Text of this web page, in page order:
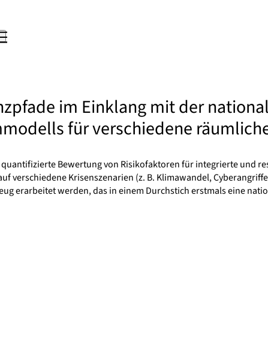
im Einklang mit der
für verschiedene
quantifizierte Bewertung von Risikofaktoren für integrierte und
verschiedene Krisenszenarien (z. B. Klimawandel,
erarbeitet werden, das in einem Durchstich erstmals eine